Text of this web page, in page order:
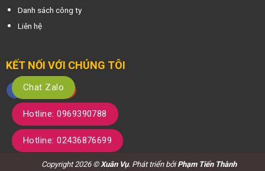
Danh sách công ty
Liên hệ
KẾT NỐI VỚI CHÚNG TÔI
Copyright 2026 ©Xuân Vụ. Phát triển bởiPhạm Tiến Thành
Chat Zalo
Hotline: 0969390788
Hotline: 02436876699